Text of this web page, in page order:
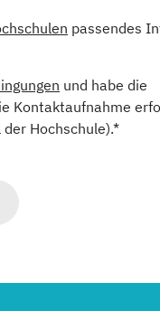
passendes
und habe die
Kontaktaufnahme
Hochschule).*